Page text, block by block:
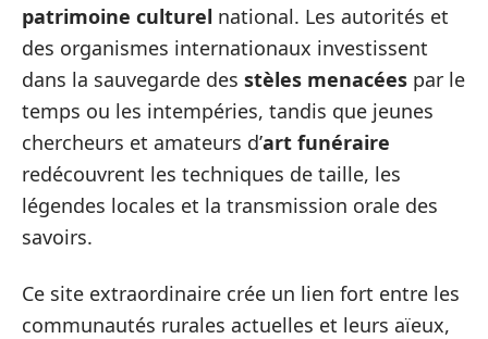
patrimoine culturel national. Les autorités et
des organismes internationaux investissent
dans la sauvegarde des stèles menacées par le
temps ou les intempéries, tandis que jeunes
chercheurs et amateurs d’art funéraire
redécouvrent les techniques de taille, les
légendes locales et la transmission orale des
savoirs.
Ce site extraordinaire crée un lien fort entre les
communautés rurales actuelles et leurs aïeux,